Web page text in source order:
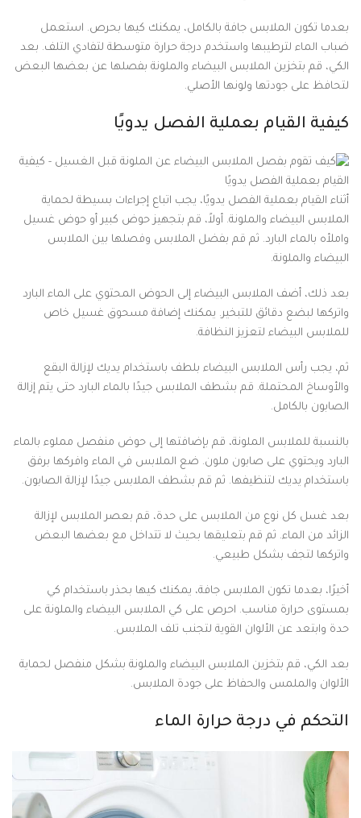
بعدما تكون الملابس جافة بالكامل، يمكنك كيها بحرص. استعمل
ضباب الماء لترطيبها واستخدم درجة حرارة متوسطة لتفادي التلف. بعد
الكي، قم بتخزين الملابس البيضاء والملونة بفصلها عن بعضها البعض
لتحافظ على جودتها ولونها الأصلي.
كيفية القيام بعملية الفصل يدويًا
أثناء القيام بعملية الفصل يدويًا، يجب اتباع إجراءات بسيطة لحماية
الملابس البيضاء والملونة. أولاً، قم بتجهيز حوض كبير أو حوض غسيل
واملأه بالماء البارد. ثم قم بفضل الملابس وفصلها بين الملابس
البيضاء والملونة.
بعد ذلك، أضف الملابس البيضاء إلى الحوض المحتوي على الماء البارد
واتركها لبضع دقائق للتبخير. يمكنك إضافة مسحوق غسيل خاص
للملابس البيضاء لتعزيز النظافة.
ثم، يجب رأس الملابس البيضاء بلطف باستخدام يديك لإزالة البقع
والأوساخ المحتملة. قم بشطف الملابس جيدًا بالماء البارد حتى يتم إزالة
الصابون بالكامل.
بالنسبة للملابس الملونة، قم بإضافتها إلى حوض منفصل مملوء بالماء
البارد ويحتوي على صابون ملون. ضع الملابس في الماء وافركها برفق
باستخدام يديك لتنظيفها. ثم قم بشطف الملابس جيدًا لإزالة الصابون.
بعد غسل كل نوع من الملابس على حدة، قم بعصر الملابس لإزالة
الزائد من الماء. ثم قم بتعليقها بحيث لا تتداخل مع بعضها البعض
واتركها لتجف بشكل طبيعي.
أخيرًا، بعدما تكون الملابس جافة، يمكنك كيها بحذر باستخدام كي
بمستوى حرارة مناسب. احرص على كي الملابس البيضاء والملونة على
حدة وابتعد عن الألوان القوية لتجنب تلف الملابس.
بعد الكي، قم بتخزين الملابس البيضاء والملونة بشكل منفصل لحماية
الألوان والملمس والحفاظ على جودة الملابس.
التحكم في درجة حرارة الماء